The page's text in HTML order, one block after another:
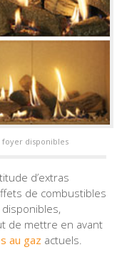
foyer disponibles
d’extras
de combustibles
de mettre en avant
au gaz actuels.